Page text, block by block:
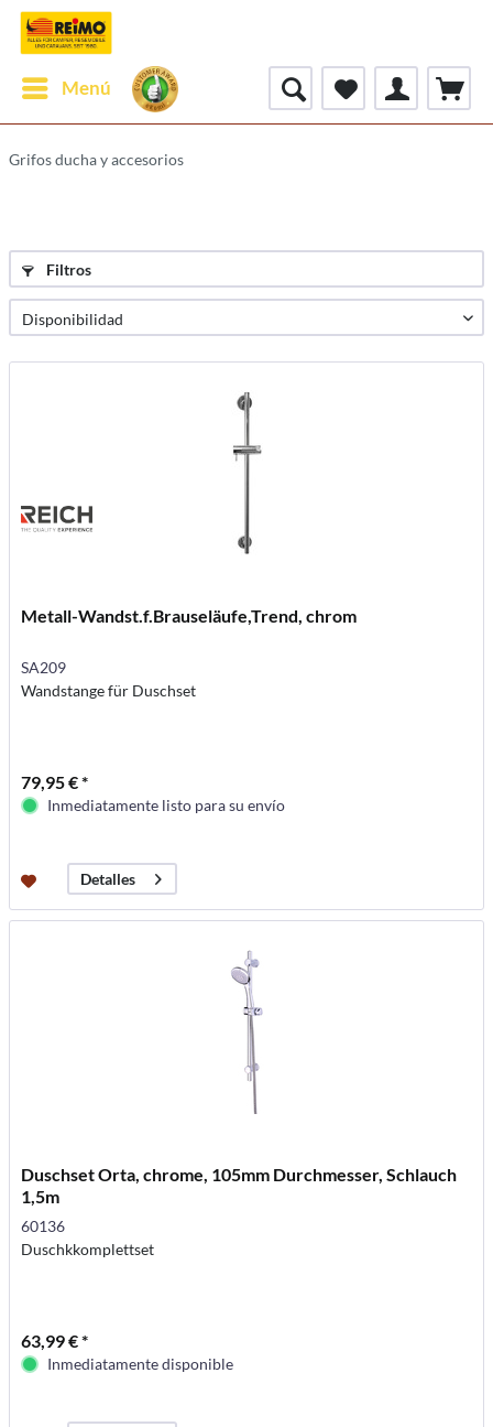
Menú
Grifos ducha y accesorios
Filtros
Metall-Wandst.f.Brauseläufe,Trend, chrom
SA209
Wandstange für Duschset
79,95 € *
Inmediatamente listo para su envío
Detalles
Duschset Orta, chrome, 105mm Durchmesser, Schlauch
1,5m
60136
Duschkkomplettset
63,99 € *
Inmediatamente disponible